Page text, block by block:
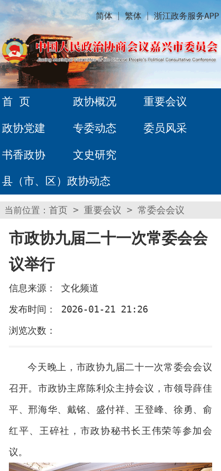
简体 繁体 浙江政务服务APP
首 页 政协概况 重要会议
政协党建 专委动态 委员风采
书香政协 文史研究
县（市、区）政协动态
当前位置： 首页 > 重要会议 > 常委会会议
市政协九届二十一次常委会会
议举行
信息来源： 文化频道
发布时间： 2026-01-21 21:26
浏览次数：
今天晚上，市政协九届二十一次常委会会议
召开。市政协主席陈利众主持会议，市领导薛佳
平、邢海华、戴铭、盛付祥、王登峰、徐勇、俞
红平、王碎社，市政协秘书长王伟荣等参加会
议。